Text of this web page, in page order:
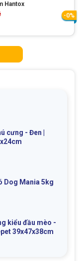
Hantox
-0%
cưng - Đen |
Dog Mania 5kg
kiểu đầu mèo -
39x47x38cm